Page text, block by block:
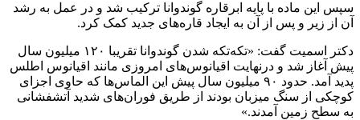
سپس این ماده با پایه ابرقاره گوندوانا ترکیب شد و در عمل به رشد
آن از زیر و پس از آن به ایجاد قاره‌های جدید کمک کرد.
دکتر اسمیت گفت: «تکه‌تکه شدن گوندوانا تقریبا ۱۲۰ میلیون سال
پیش آغاز شد و درنهایت اقیانوس‌های امروزی مانند اقیانوس اطلس
پدید آمد. حدود ۹۰ میلیون سال پیش این الماس‌ها که حاوی اجزای
کوچکی از سنگ میزبان بودند از طریق فوران‌های شدید آتشفشانی
به سطح زمین آمدند.»